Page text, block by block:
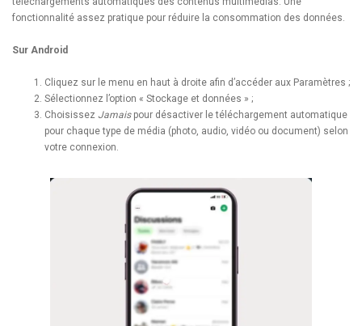
fonctionnalité assez pratique pour réduire la consommation des données.
Sur Android
Cliquez sur le menu en haut à droite afin d’accéder aux Paramètres ;
Sélectionnez l’option « Stockage et données » ;
Choisissez Jamaispour désactiver le téléchargement automatique
pour chaque type de média (photo, audio, vidéo ou document) selon
votre connexion.